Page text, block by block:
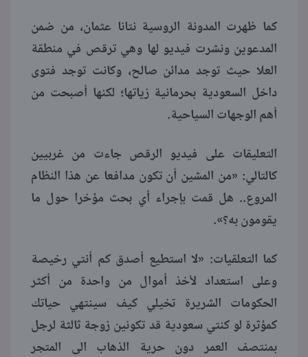
كما ظهرت المدونة الروسية نتانا عثمان، من ضمن
المدعوين ونشرت فيديو لها وهي ترقص في منطقة
العلا حيث توجد مدائن صالح، وكانت توجد فتوى
داخل السعودية بحرمانية زياتها؛ لكنها أصبحت من
أهم الوجهات السياحية.
التعليقات على فيديو الرقص جاءت من غربيين
كالتالي: «من المشين أن تكون مدافعا عن هذا النظام
المروع.. هل قمت بإجراء أي بحث مؤخرا حول ما
يقومون به؟».
كما التعلقيات: «لا استطيع أصدق كم أنتي رخيصة
وعلى استعداد لأخذ أموال من واحدة من أكثر
الحكومات الشريرة تخيلي كيف سينتهي حياتك
كمؤثرة لو كنتي سعودية قد تكونين زوجة ثالثة لرجل
بمنتصف العمر دون حرية الذهاب الى المتجر